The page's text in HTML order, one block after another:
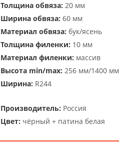
Толщина обвяза: 20 мм
Ширина обвяза: 60 мм
Материал обвяза: бук/ясень
Толщина филенки: 10 мм
Материал филенки: массив
Высота min/max: 256 мм/1400 мм
Ширина: R244
Производитель: Россия
Цвет: чёрный + патина белая